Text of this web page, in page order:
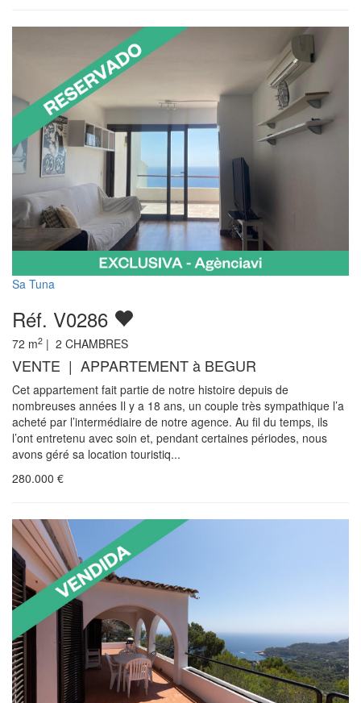
Sa Tuna
Réf. V0286
72 m2 | 2 CHAMBRES
VENTE | APPARTEMENT à BEGUR
Cet appartement fait partie de notre histoire depuis de
nombreuses années Il y a 18 ans, un couple très sympathique l’a
acheté par l’intermédiaire de notre agence. Au fil du temps, ils
l’ont entretenu avec soin et, pendant certaines périodes, nous
avons géré sa location touristiq...
280.000 €